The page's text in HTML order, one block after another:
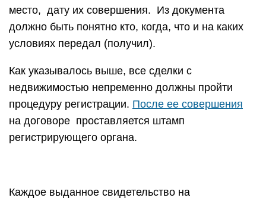
место, дату их совершения. Из документа
должно быть понятно кто, когда, что и на каких
условиях передал (получил).
Как указывалось выше, все сделки с
недвижимостью непременно должны пройти
процедуру регистрации. После ее совершения
на договоре проставляется штамп
регистрирующего органа.
Каждое выданное свидетельство на